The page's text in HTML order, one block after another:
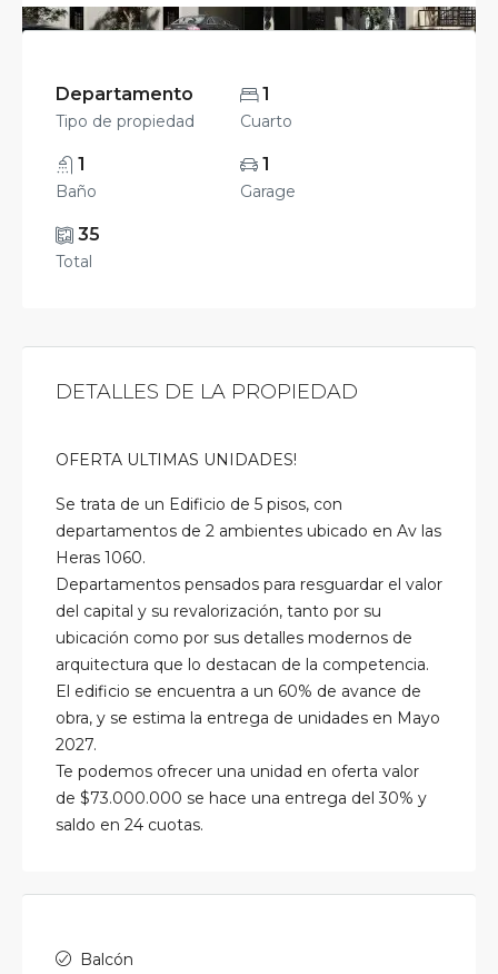
Departamento
Tipo de propiedad
1
Cuarto
1
Baño
1
Garage
35
Total
DETALLES DE LA PROPIEDAD
OFERTA ULTIMAS UNIDADES!
Se trata de un Edificio de 5 pisos, con
departamentos de 2 ambientes ubicado en Av las
Heras 1060.
Departamentos pensados para resguardar el valor
del capital y su revalorización, tanto por su
ubicación como por sus detalles modernos de
arquitectura que lo destacan de la competencia.
El edificio se encuentra a un 60% de avance de
obra, y se estima la entrega de unidades en Mayo
2027.
Te podemos ofrecer una unidad en oferta valor
de $73.000.000 se hace una entrega del 30% y
saldo en 24 cuotas.
Balcón